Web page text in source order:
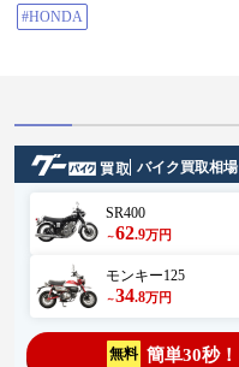
#モアイ #ファミマ
#HONDA
バイク買取相場
SR400
～62.9万円
モンキー125
～34.8万円
無料 簡単30秒！